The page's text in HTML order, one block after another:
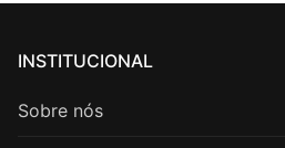
INSTITUCIONAL
Sobre nós